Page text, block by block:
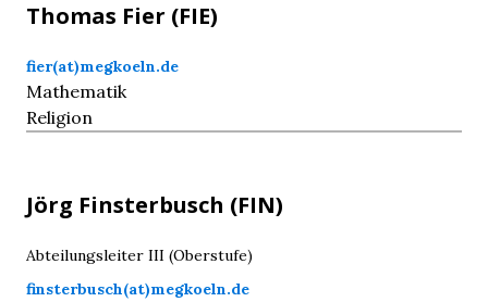
Thomas Fier (FIE)
fier(at)megkoeln.de
Mathematik
Religion
Jörg Finsterbusch (FIN)
Abteilungsleiter III (Oberstufe)
finsterbusch(at)megkoeln.de